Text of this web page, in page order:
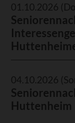
01.10.2026
04.10.2026
Huttenheim